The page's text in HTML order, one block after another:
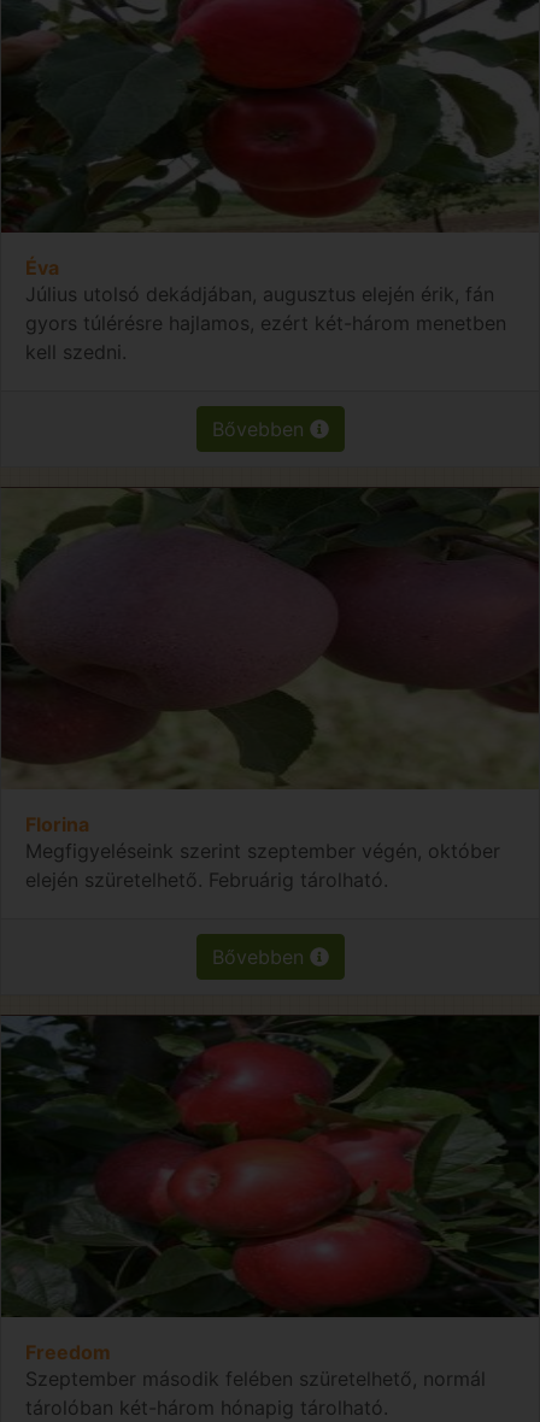
Éva
Július utolsó dekádjában, augusztus elején érik, fán
gyors túlérésre hajlamos, ezért két-három menetben
kell szedni.
Bővebben
Florina
Megfigyeléseink szerint szeptember végén, október
elején szüretelhető. Februárig tárolható.
Bővebben
Freedom
Szeptember második felében szüretelhető, normál
tárolóban két-három hónapig tárolható.